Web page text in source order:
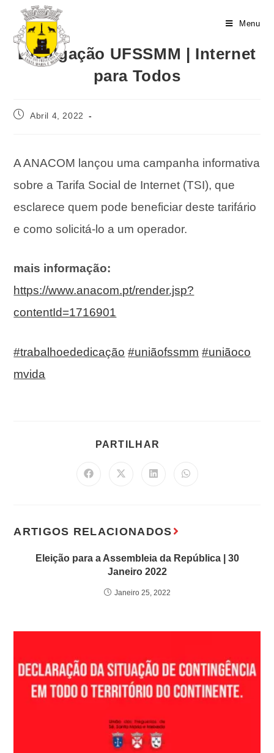
Menu
Divulgação UFSSMM | Internet
para Todos
Abril 4, 2022
A ANACOM lançou uma campanha informativa
sobre a Tarifa Social de Internet (TSI), que
esclarece quem pode beneficiar deste tarifário
e como solicitá-lo a um operador.
mais informação:
https://www.anacom.pt/render.jsp?
contentId=1716901
#trabalhoededicação #uniãofssmm #uniãoco
mvida
Eleição para a Assembleia da República | 30
Janeiro 2022
Janeiro 25, 2022